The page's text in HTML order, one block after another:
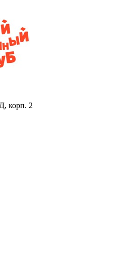
корп. 2